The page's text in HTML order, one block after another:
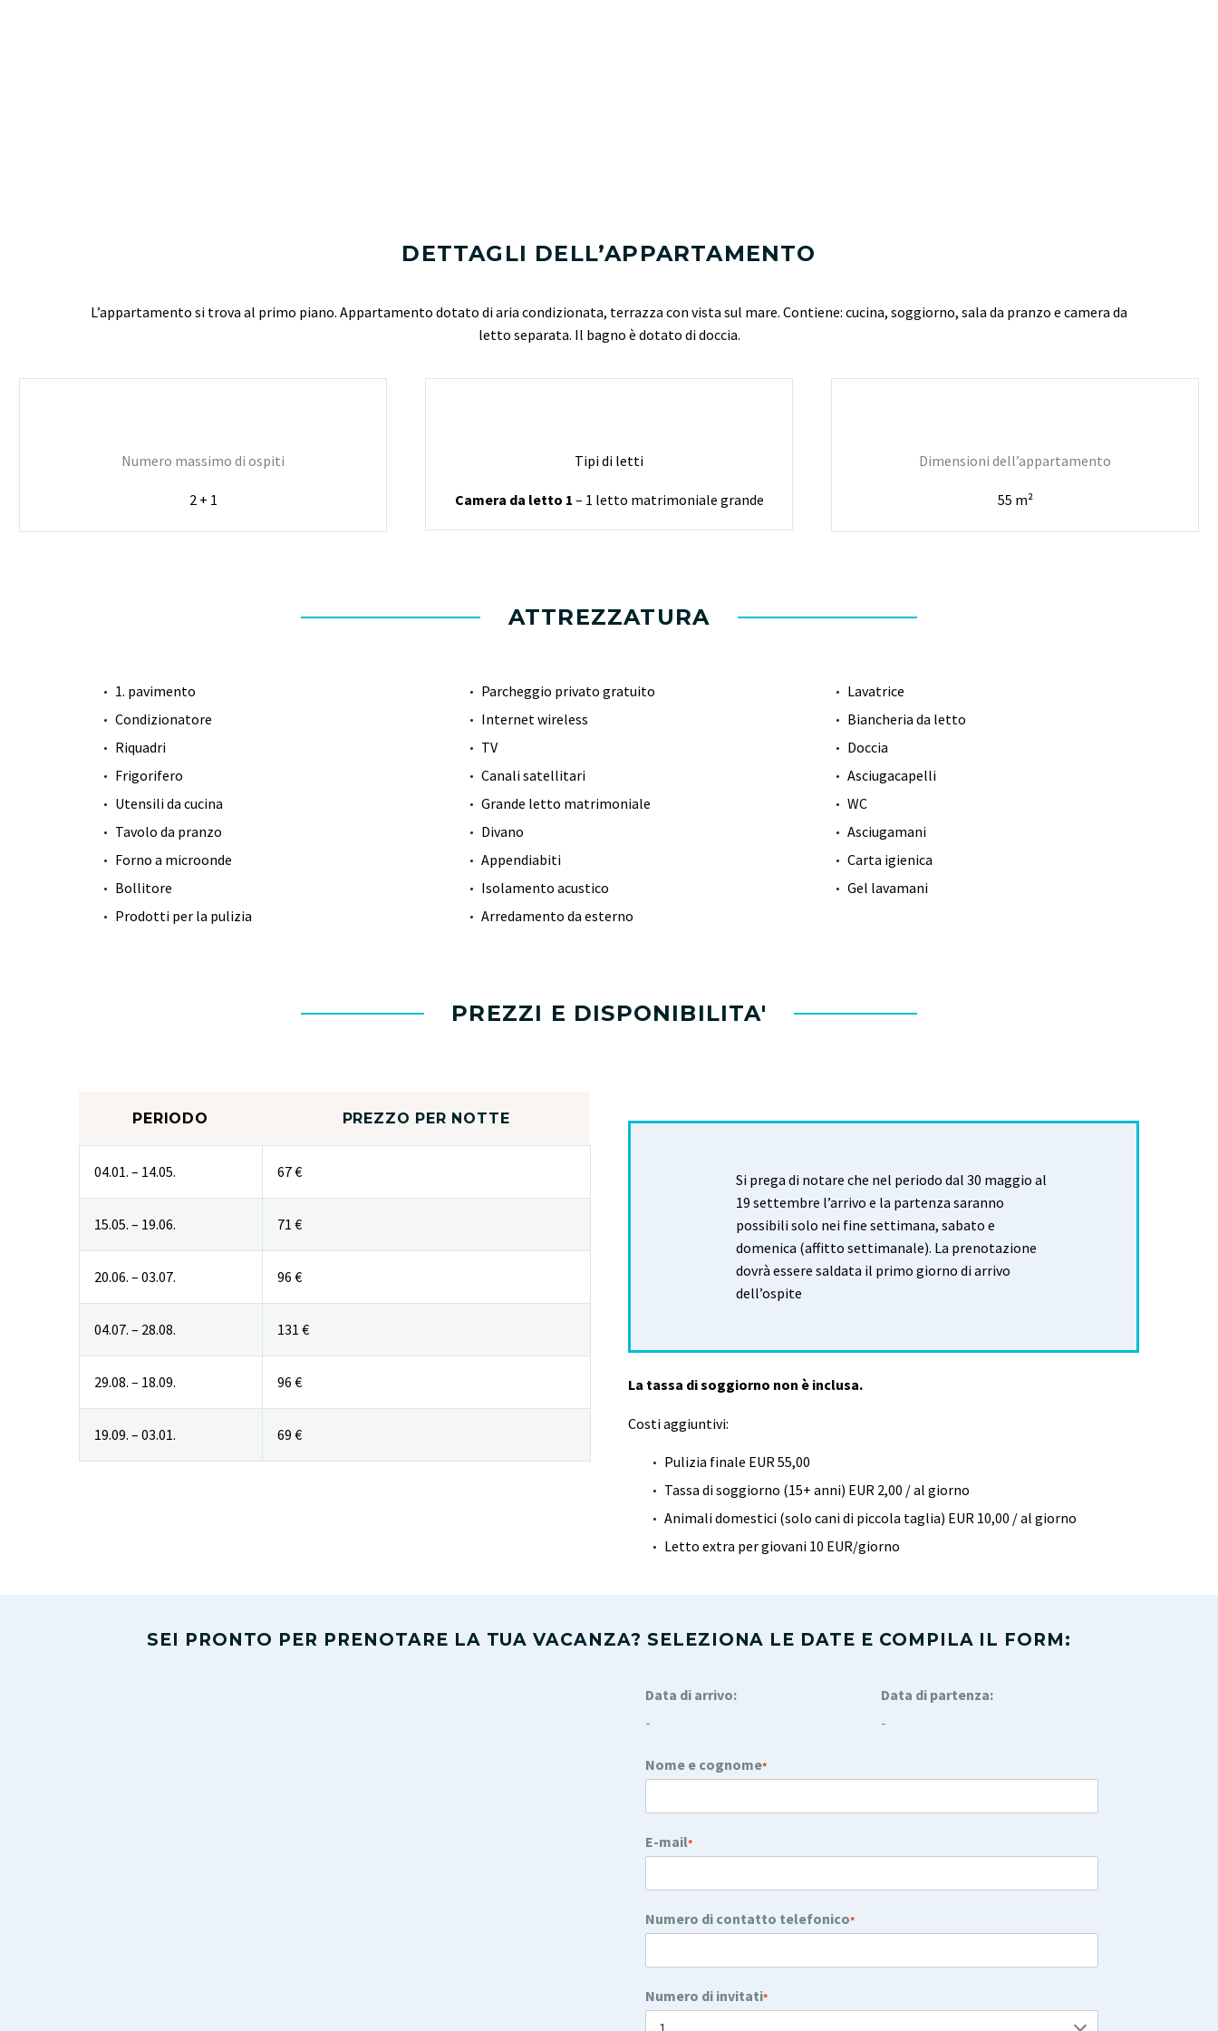
DETTAGLI DELL’APPARTAMENTO
L’appartamento si trova al primo piano. Appartamento dotato di aria condizionata, terrazza con vista sul mare. Contiene: cucina, soggiorno, sala da pranzo e camera da
letto separata. Il bagno è dotato di doccia.
Numero massimo di ospiti
2 + 1
Tipi di letti
Camera da letto 1 – 1 letto matrimoniale grande
Dimensioni dell’appartamento
55 m²
ATTREZZATURA
1. pavimento
Condizionatore
Riquadri
Frigorifero
Utensili da cucina
Tavolo da pranzo
Forno a microonde
Bollitore
Prodotti per la pulizia
Parcheggio privato gratuito
Internet wireless
TV
Canali satellitari
Grande letto matrimoniale
Divano
Appendiabiti
Isolamento acustico
Arredamento da esterno
Lavatrice
Biancheria da letto
Doccia
Asciugacapelli
WC
Asciugamani
Carta igienica
Gel lavamani
PREZZI E DISPONIBILITA'
PERIODO PREZZO PER NOTTE
04.01. – 14.05. 67 €
15.05. – 19.06. 71 €
20.06. – 03.07. 96 €
04.07. – 28.08. 131 €
29.08. – 18.09. 96 €
19.09. – 03.01. 69 €
Si prega di notare che nel periodo dal 30 maggio al
19 settembre l’arrivo e la partenza saranno
possibili solo nei fine settimana, sabato e
domenica (affitto settimanale). La prenotazione
dovrà essere saldata il primo giorno di arrivo
dell’ospite
La tassa di soggiorno non è inclusa.
Costi aggiuntivi:
Pulizia finale EUR 55,00
Tassa di soggiorno (15+ anni) EUR 2,00 / al giorno
Animali domestici (solo cani di piccola taglia) EUR 10,00 / al giorno
Letto extra per giovani 10 EUR/giorno
SEI PRONTO PER PRENOTARE LA TUA VACANZA? SELEZIONA LE DATE E COMPILA IL FORM:
Data di arrivo:
-
Data di partenza:
-
Nome e cognome*
E-mail*
Numero di contatto telefonico*
Numero di invitati*